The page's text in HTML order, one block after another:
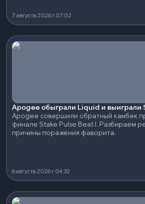
7 августа 2026 г.07:02
Apogee обыграли Liquid и выиграли
Apogee совершили обратный камбек
финале Stake Pulse Beat I. Разбираем
причины поражения фаворита.
6 августа 2026 г.04:32